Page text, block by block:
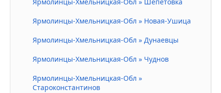
Ярмолинцы-Хмельницкая-Обл » Новая-Ушица
Ярмолинцы-Хмельницкая-Обл » Дунаевцы
Ярмолинцы-Хмельницкая-Обл » Чуднов
Ярмолинцы-Хмельницкая-Обл »
Староконстантинов